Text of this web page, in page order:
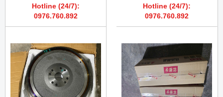
Hotline (24/7):
0976.760.892
Hotline (24/7):
0976.760.892